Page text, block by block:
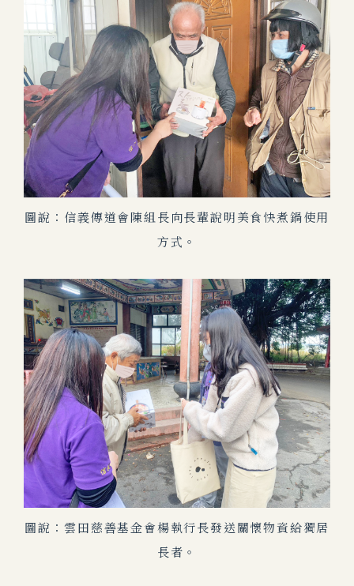
圖說：信義傳道會陳組長向長輩說明美食快煮鍋使用
方式。
圖說：雲田慈善基金會楊執行長發送關懷物資給獨居
長者。